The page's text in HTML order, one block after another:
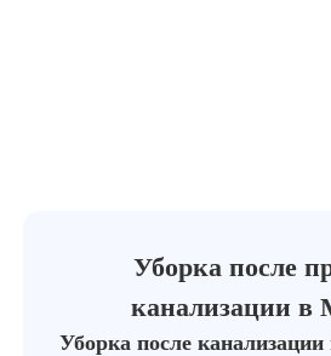
Уборка после
канализации в
Уборка после